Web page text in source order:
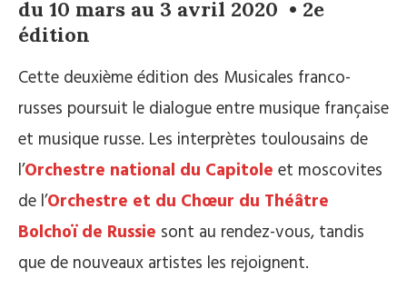
du 10 mars au 3 avril 2020 • 2e
édition
Cette deuxième édition des Musicales franco-
russes poursuit le dialogue entre musique française
et musique russe. Les interprètes toulousains de
l’Orchestre national du Capitole et moscovites
de l’Orchestre et du Chœur du Théâtre
Bolchoï de Russie sont au rendez-vous, tandis
que de nouveaux artistes les rejoignent.